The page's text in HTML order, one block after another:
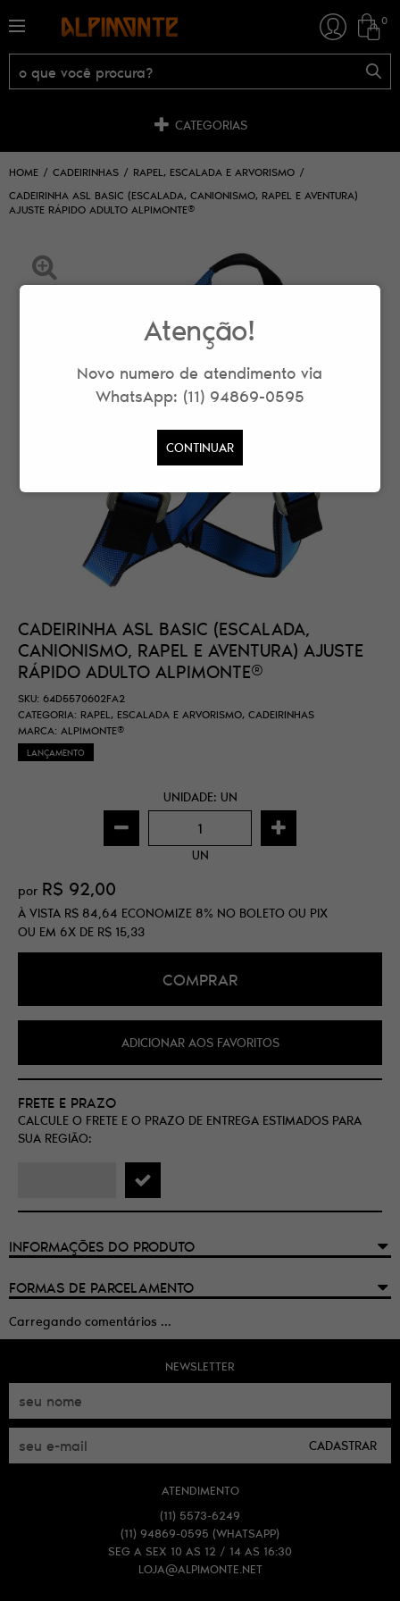
0
CATEGORIAS
HOME CADEIRINHAS
RAPEL, ESCALADA E ARVORISMO
CADEIRINHA ASL BASIC (ESCALADA, CANIONISMO, RAPEL E AVENTURA)
AJUSTE RÁPIDO ADULTO ALPIMONTE®
CADEIRINHA ASL BASIC (ESCALADA,
CANIONISMO, RAPEL E AVENTURA) AJUSTE
RÁPIDO ADULTO ALPIMONTE®
SKU: 64D5570602FA2
CATEGORIA: RAPEL, ESCALADA E ARVORISMO, CADEIRINHAS
MARCA: ALPIMONTE®
LANÇAMENTO
UNIDADE: UN
UN
por R$ 92,00
À VISTA R$ 84,64 ECONOMIZE 8% NO BOLETO OU PIX
OU EM 6X DE R$ 15,33
COMPRAR
ADICIONAR AOS FAVORITOS
FRETE E PRAZO
CALCULE O FRETE E O PRAZO DE ENTREGA ESTIMADOS PARA
SUA REGIÃO:
INFORMAÇÕES DO PRODUTO
FORMAS DE PARCELAMENTO
Carregando comentários ...
NEWSLETTER
CADASTRAR
ATENDIMENTO
(11) 5573-6249
(11) 94869-0595 (WHATSAPP)
SEG A SEX 10 AS 12 / 14 AS 16:30
LOJA@ALPIMONTE.NET
Atenção!
Novo numero de atendimento via
WhatsApp: (11) 94869-0595
CONTINUAR